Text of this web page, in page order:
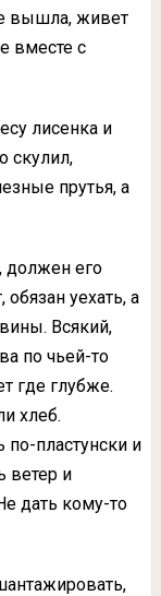
вышла, живет
вместе с
лисенка и
скулил,
прутья, а
должен его
уехать, а
Всякий,
по чьей-то
где глубже.
хлеб.
по-пластунски и
ветер и
дать кому-то